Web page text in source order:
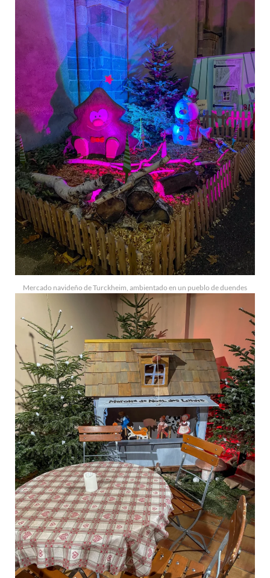
Mercado navideño de Turckheim, ambientado en un pueblo de duendes